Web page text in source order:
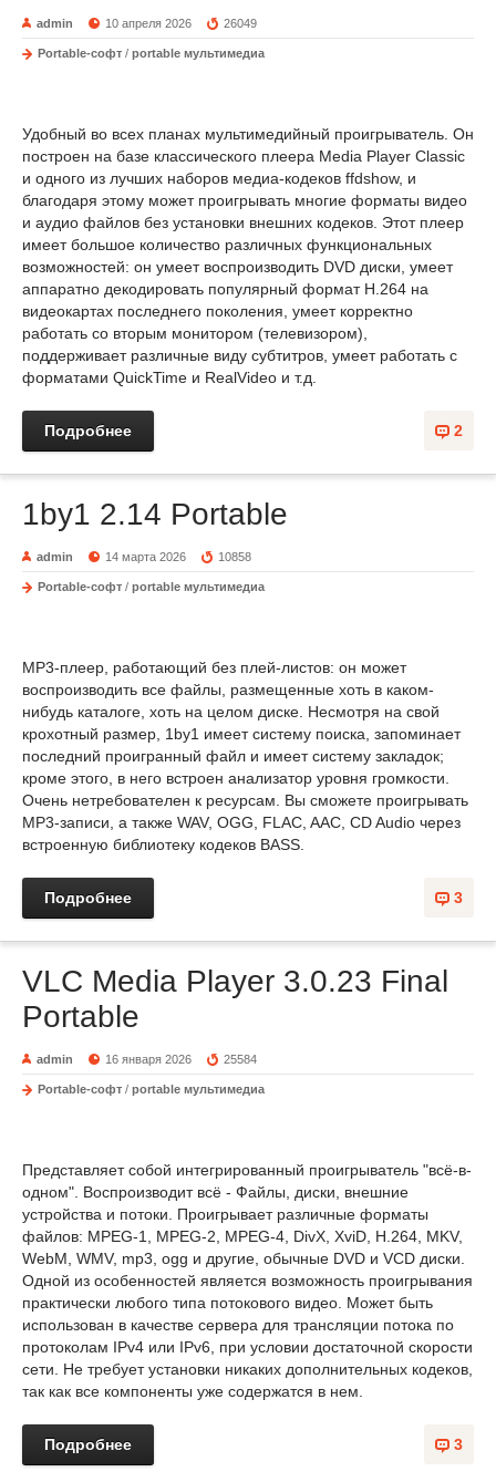
admin 10 апреля 2026 26049
Portable-софт / portable мультимедиа
Удобный во всех планах мультимедийный проигрыватель. Он
построен на базе классического плеера Media Player Classic
и одного из лучших наборов медиа-кодеков ffdshow, и
благодаря этому может проигрывать многие форматы видео
и аудио файлов без установки внешних кодеков. Этот плеер
имеет большое количество различных функциональных
возможностей: он умеет воспроизводить DVD диски, умеет
аппаратно декодировать популярный формат H.264 на
видеокартах последнего поколения, умеет корректно
работать со вторым монитором (телевизором),
поддерживает различные виду субтитров, умеет работать с
форматами QuickTime и RealVideo и т.д.
2
Подробнее
1by1 2.14 Portable
admin 14 марта 2026 10858
Portable-софт / portable мультимедиа
MP3-плеер, работающий без плей-листов: он может
воспроизводить все файлы, размещенные хоть в каком-
нибудь каталоге, хоть на целом диске. Несмотря на свой
крохотный размер, 1by1 имеет систему поиска, запоминает
последний проигранный файл и имеет систему закладок;
кроме этого, в него встроен анализатор уровня громкости.
Очень нетребователен к ресурсам. Вы сможете проигрывать
MP3-записи, а также WAV, OGG, FLAC, AAC, CD Audio через
встроенную библиотеку кодеков BASS.
3
Подробнее
VLC Media Player 3.0.23 Final
Portable
admin 16 января 2026 25584
Portable-софт / portable мультимедиа
Представляет собой интегрированный проигрыватель "всё-в-
одном". Воспроизводит всё - Файлы, диски, внешние
устройства и потоки. Проигрывает различные форматы
файлов: MPEG-1, MPEG-2, MPEG-4, DivX, XviD, H.264, MKV,
WebM, WMV, mp3, ogg и другие, обычные DVD и VCD диски.
Одной из особенностей является возможность проигрывания
практически любого типа потокового видео. Может быть
использован в качестве сервера для трансляции потока по
протоколам IPv4 или IPv6, при условии достаточной скорости
сети. Не требует установки никаких дополнительных кодеков,
так как все компоненты уже содержатся в нем.
3
Подробнее